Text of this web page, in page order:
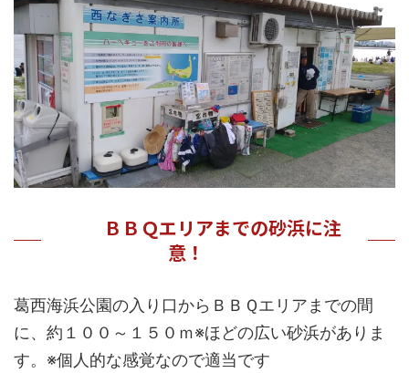
ＢＢＱエリアまでの砂浜に注
意！
葛西海浜公園の入り口からＢＢＱエリアまでの間
に、約１００～１５０ｍ※ほどの広い砂浜がありま
す。※個人的な感覚なので適当です